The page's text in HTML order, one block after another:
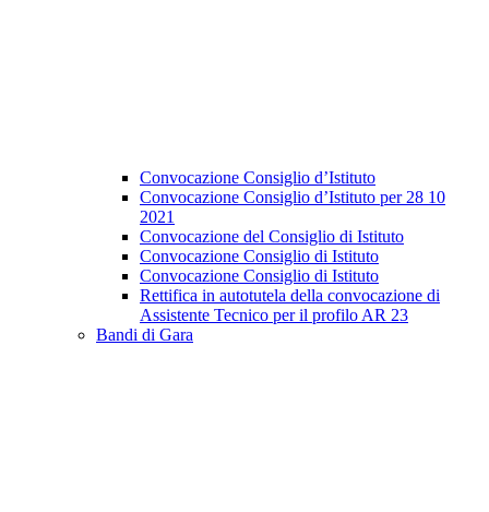
Convocazione Consiglio d’Istituto
Convocazione Consiglio d’Istituto per 28 10
2021
Convocazione del Consiglio di Istituto
Convocazione Consiglio di Istituto
Convocazione Consiglio di Istituto
Rettifica in autotutela della convocazione di
Assistente Tecnico per il profilo AR 23
Bandi di Gara